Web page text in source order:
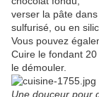
verser la pâte
sulfurisé, ou en
Vous pouvez
Cuire le fondant
le démouler.
Une douceur pour